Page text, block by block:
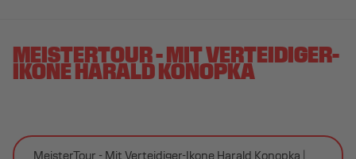
MEISTERTOUR - MIT VERTEIDIGER-
IKONE HARALD KONOPKA
MeisterTour - Mit Verteidiger-Ikone Harald Konopka